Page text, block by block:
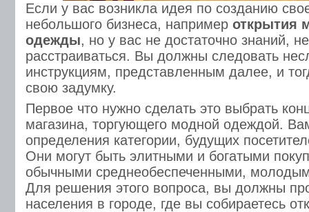
Если у вас возникла идея по созданию
небольшого бизнеса, например открытия
одежды, но у вас не достаточно знаний,
расстраиваться. Вы должны следовать
инструкциям, представленным далее, и
свою задумку.
Первое что нужно сделать это выбрать
магазина, торгующего модной одеждой.
определения категории, будущих
Они могут быть элитными и богатыми
обычными среднеобеспеченными,
Для решения этого вопроса, вы должны
населения в городе, где вы собираетесь